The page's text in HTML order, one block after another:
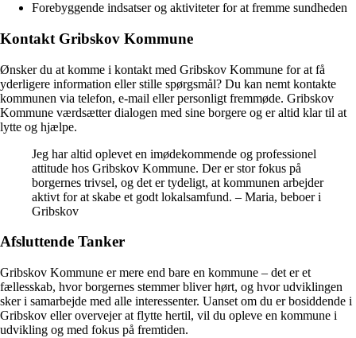
Forebyggende indsatser og aktiviteter for at fremme sundheden
Kontakt Gribskov Kommune
Ønsker du at komme i kontakt med Gribskov Kommune for at få
yderligere information eller stille spørgsmål? Du kan nemt kontakte
kommunen via telefon, e-mail eller personligt fremmøde. Gribskov
Kommune værdsætter dialogen med sine borgere og er altid klar til at
lytte og hjælpe.
Jeg har altid oplevet en imødekommende og professionel
attitude hos Gribskov Kommune. Der er stor fokus på
borgernes trivsel, og det er tydeligt, at kommunen arbejder
aktivt for at skabe et godt lokalsamfund. – Maria, beboer i
Gribskov
Afsluttende Tanker
Gribskov Kommune er mere end bare en kommune – det er et
fællesskab, hvor borgernes stemmer bliver hørt, og hvor udviklingen
sker i samarbejde med alle interessenter. Uanset om du er bosiddende i
Gribskov eller overvejer at flytte hertil, vil du opleve en kommune i
udvikling og med fokus på fremtiden.